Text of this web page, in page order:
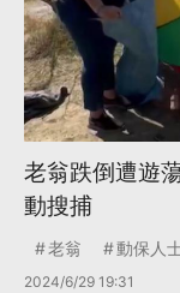
老翁跌倒遭遊
動搜捕
老翁 動保人
2024/6/29 19:31